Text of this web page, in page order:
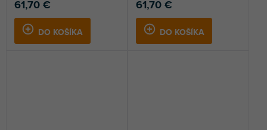
61,70 €
DO KOŠÍKA
61,70 €
DO KOŠÍKA